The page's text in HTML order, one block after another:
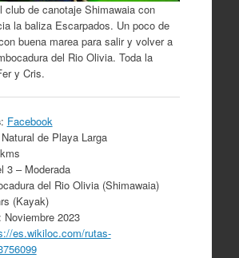
club de canotaje Shimawaia con
la baliza Escarpados. Un poco de
buena marea para salir y volver a
del Rio Olivia. Toda la
y Cris.
: Facebook
de Playa Larga
3 – Moderada
del Rio Olivia (Shimawaia)
(Kayak)
Noviembre 2023
es.wikiloc.com/rutas-